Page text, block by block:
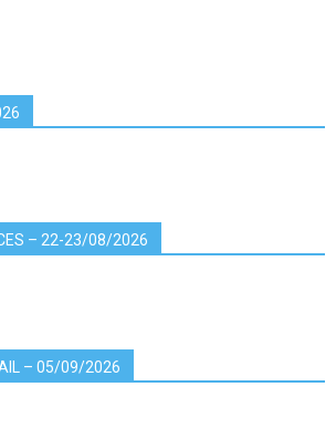
– 22-23/08/2026
– 05/09/2026